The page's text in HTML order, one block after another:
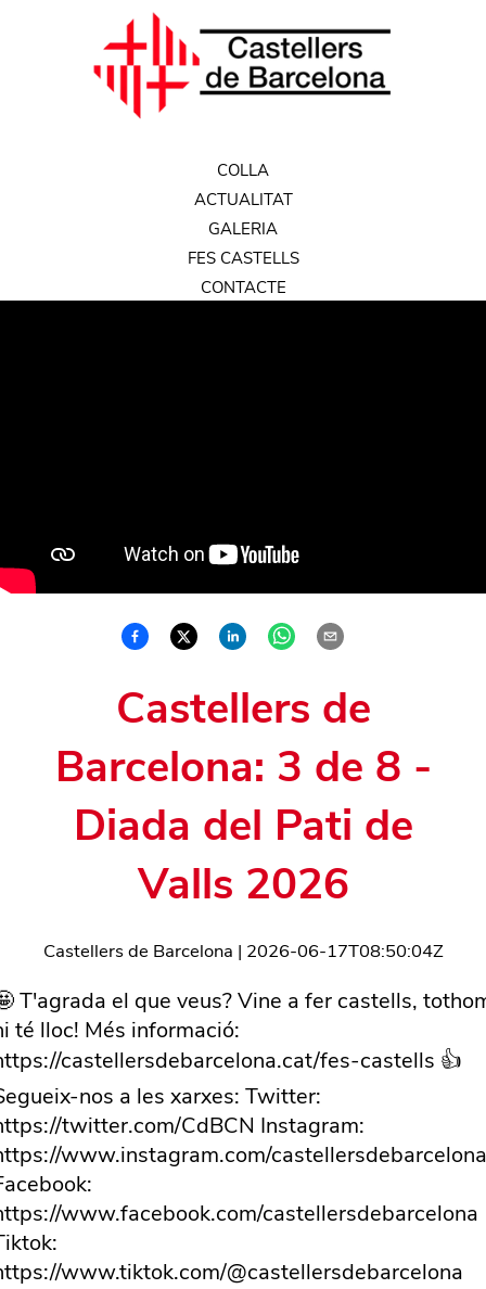
COLLA
ACTUALITAT
GALERIA
FES CASTELLS
CONTACTE
Castellers de
Barcelona: 3 de 8 -
Diada del Pati de
Valls 2026
Castellers de Barcelona | 2026-06-17T08:50:04Z
T'agrada el que veus? Vine a fer castells,
té lloc! Més informació:
castellersdebarcelona.cat/fes-castells 👍
nos a les xarxes: Twitter:
twitter.com/CdBCN Instagram:
www.instagram.com/
www.facebook.com/castellersdebarcelona
www.tiktok.com/@castellersdebarcelona